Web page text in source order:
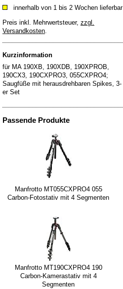
innerhalb von 1 bis 2 Wochen lieferbar
Preis inkl. Mehrwertsteuer, zzgl.
Versandkosten
Kurzinformation
für MA 190XB, 190XDB, 190XPROB,
190CX3, 190CXPRO3, 055CXPRO4;
Saugfüße mit herausdrehbaren Spikes, 3-
Passende Produkte
Manfrotto MT055CXPRO4 055
Carbon-Fotostativ mit 4 Segmenten
Manfrotto MT190CXPRO4 190
Carbon-Kamerastativ mit 4
Segmenten